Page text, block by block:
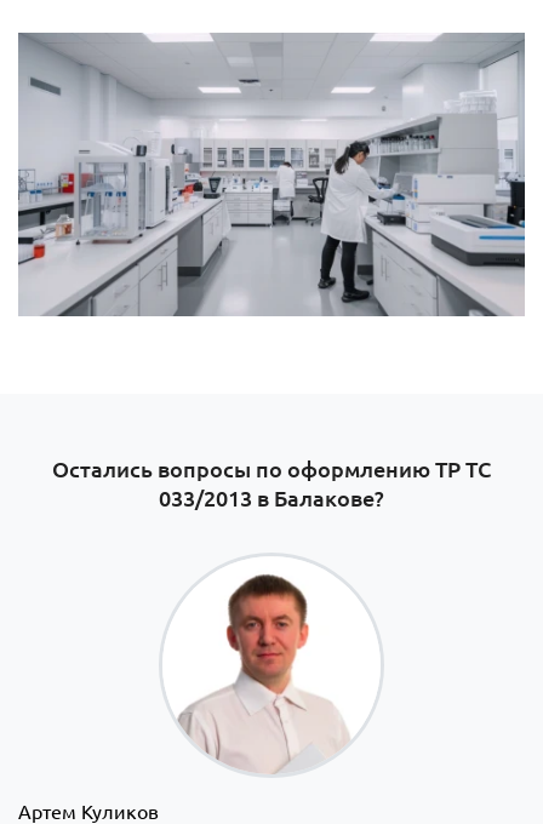
Остались вопросы по оформлению ТР ТС
033/2013 в Балакове?
Артем Куликов